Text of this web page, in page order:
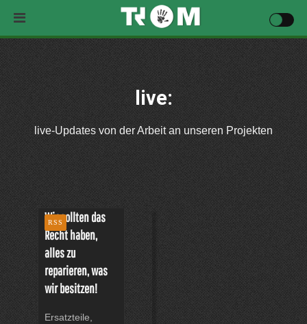
live:
live-Updates von der Arbeit an unseren Projekten
Wir sollten das
Recht haben,
alles zu
reparieren, was
wir besitzen!
Ersatzteile,
RSS